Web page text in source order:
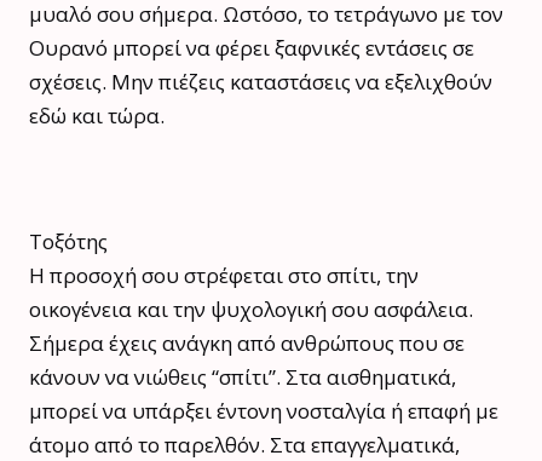
μυαλό σου σήμερα. Ωστόσο, το τετράγωνο με τον
Ουρανό μπορεί να φέρει ξαφνικές εντάσεις σε
σχέσεις. Μην πιέζεις καταστάσεις να εξελιχθούν
εδώ και τώρα.
Τοξότης
Η προσοχή σου στρέφεται στο σπίτι, την
οικογένεια και την ψυχολογική σου ασφάλεια.
Σήμερα έχεις ανάγκη από ανθρώπους που σε
κάνουν να νιώθεις “σπίτι”. Στα αισθηματικά,
μπορεί να υπάρξει έντονη νοσταλγία ή επαφή με
άτομο από το παρελθόν. Στα επαγγελματικά,